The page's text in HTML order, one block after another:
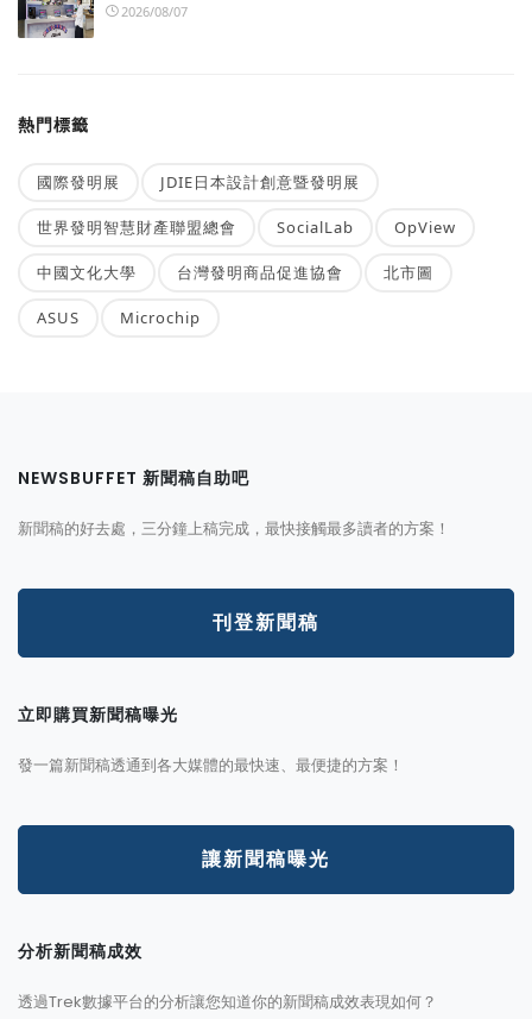
2026/08/07
熱門標籤
國際發明展 JDIE日本設計創意暨發明展
世界發明智慧財產聯盟總會 SocialLab OpView
中國文化大學 台灣發明商品促進協會 北市圖
ASUS Microchip
NEWSBUFFET 新聞稿自助吧
新聞稿的好去處，三分鐘上稿完成，最快接觸最多讀者的方案！
刊登新聞稿
立即購買新聞稿曝光
發一篇新聞稿透通到各大媒體的最快速、最便捷的方案！
讓新聞稿曝光
分析新聞稿成效
透過Trek數據平台的分析讓您知道你的新聞稿成效表現如何？